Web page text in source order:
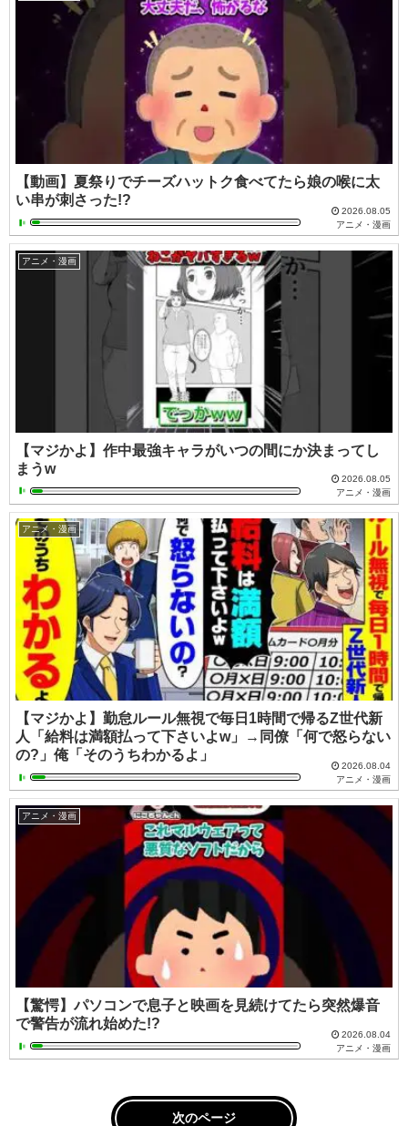
【動画】夏祭りでチーズハットク食べてたら娘の喉に太
い串が刺さった!?
2026.08.05
アニメ・漫画
アニメ・漫画
【マジかよ】作中最強キャラがいつの間にか決まってし
まうw
2026.08.05
アニメ・漫画
アニメ・漫画
【マジかよ】勤怠ルール無視で毎日1時間で帰るZ世代新
人「給料は満額払って下さいよw」→同僚「何で怒らない
の?」俺「そのうちわかるよ」
2026.08.04
アニメ・漫画
アニメ・漫画
【驚愕】パソコンで息子と映画を見続けてたら突然爆音
で警告が流れ始めた!?
2026.08.04
アニメ・漫画
次のページ